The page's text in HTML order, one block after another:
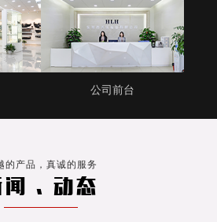
公司前台
的产品，真诚的服务
闻 . 动态